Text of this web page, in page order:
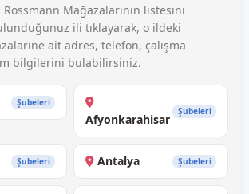
Rossmann Mağazalarınin listesini
ili tıklayarak, o ildeki
ait adres, telefon, çalışma
bilgilerini bulabilirsiniz.
Şubeleri
Afyonkarahisar
Şubeleri
Şubeleri Antalya Şubeleri